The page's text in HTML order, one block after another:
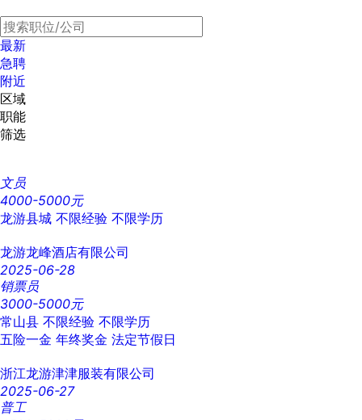
最新
急聘
附近
区域
职能
筛选
文员
4000-5000元
龙游县城 不限经验 不限学历
龙游龙峰酒店有限公司
2025-06-28
销票员
3000-5000元
常山县 不限经验 不限学历
五险一金 年终奖金 法定节假日
浙江龙游津津服装有限公司
2025-06-27
普工